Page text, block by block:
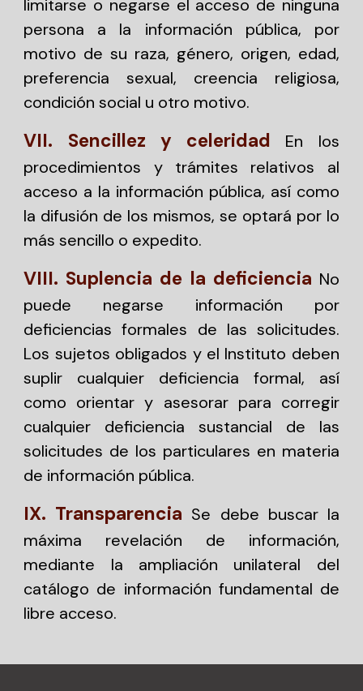
limitarse o negarse el acceso de ninguna
persona a la información pública, por
motivo de su raza, género, origen, edad,
preferencia sexual, creencia religiosa,
condición social u otro motivo.
VII. Sencillez y celeridad En los
procedimientos y trámites relativos al
acceso a la información pública, así como
la difusión de los mismos, se optará por lo
más sencillo o expedito.
VIII. Suplencia de la deficiencia No
puede negarse información por
deficiencias formales de las solicitudes.
Los sujetos obligados y el Instituto deben
suplir cualquier deficiencia formal, así
como orientar y asesorar para corregir
cualquier deficiencia sustancial de las
solicitudes de los particulares en materia
de información pública.
IX. Transparencia Se debe buscar la
máxima revelación de información,
mediante la ampliación unilateral del
catálogo de información fundamental de
libre acceso.